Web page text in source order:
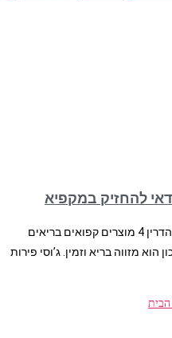
ג’וסי פירות קפואים, מוצרים בריאים למהדרין 4 מוצרים קפואים בריאים
מזווה בריא וזמין. ג’וסי פירות